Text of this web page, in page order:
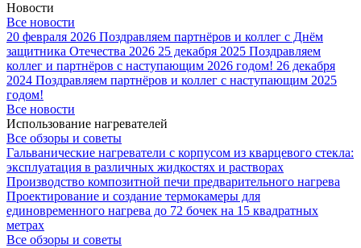
Новости
Все новости
20 февраля 2026 Поздравляем партнёров и коллег с Днём
защитника Отечества 2026 25 декабря 2025 Поздравляем
коллег и партнёров с наступающим 2026 годом! 26 декабря
2024 Поздравляем партнёров и коллег с наступающим 2025
годом!
Все новости
Использование нагревателей
Все обзоры и советы
Гальванические нагреватели с корпусом из кварцевого стекла:
эксплуатация в различных жидкостях и растворах
Производство композитной печи предварительного нагрева
Проектирование и создание термокамеры для
единовременного нагрева до 72 бочек на 15 квадратных
метрах
Все обзоры и советы